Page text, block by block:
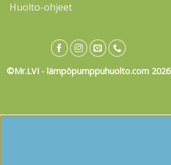
Huolto-ohjeet
©Mr.LVI - lämpöpumppuhuolto.com 2026